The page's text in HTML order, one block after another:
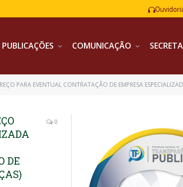
PUBLICAÇÕES COMUNICAÇÃO
EM MANUTENÇÃO PREVENTIVA E CORRETIVA,INSTALAÇÃO,LIMPEZA DE DUTOS E OPERAÇÃO DE APARELHOS DE AR
DE
0